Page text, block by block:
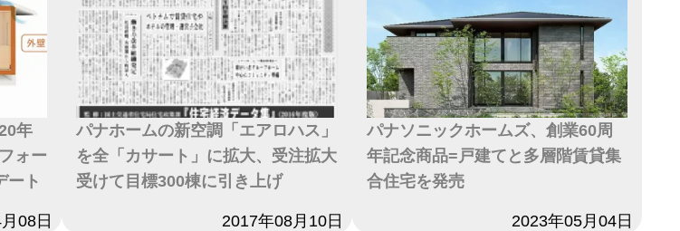
年
ォー
ート
08日
パナホームの新空調「エアロハス」
を全「カサート」に拡大、受注拡大
受けて目標300棟に引き上げ
2017年08月10日
パナソニックホームズ、創業60周
年記念商品=戸建てと多層階賃貸集
合住宅を発売
2023年05月04日